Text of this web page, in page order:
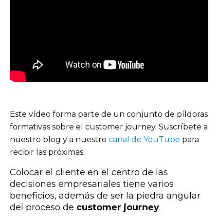
Este vídeo forma parte de un conjunto de píldoras
formativas sobre el customer journey. Suscríbete a
nuestro blog y a nuestro canal de YouTube para
recibir las próximas.
Colocar el cliente en el centro de las
decisiones empresariales tiene varios
beneficios, además de ser la piedra angular
del proceso de customer journey.